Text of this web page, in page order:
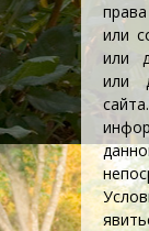
или
или
или